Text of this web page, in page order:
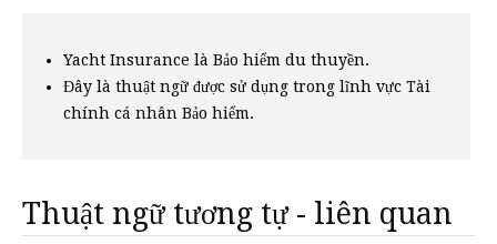
Yacht Insurance là Bảo hiểm du thuyền.
Đây là thuật ngữ được sử dụng trong lĩnh vực Tài
chính cá nhân Bảo hiểm.
Thuật ngữ tương tự - liên quan